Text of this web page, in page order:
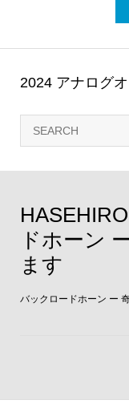
ドホーン
ます
Copyright ©HASEHIRO